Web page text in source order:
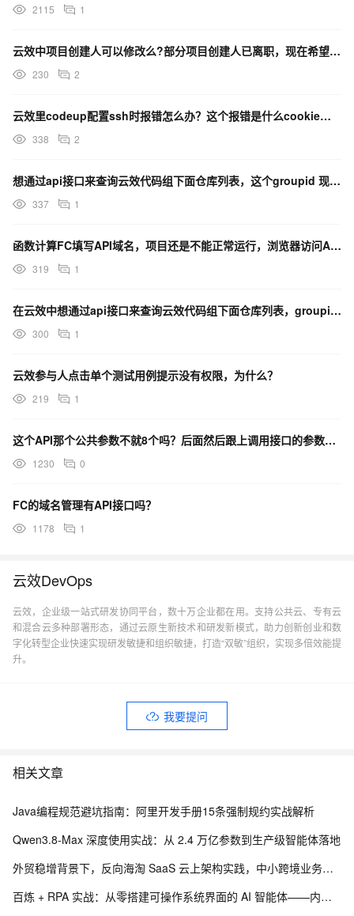
2115 1
云效中项目创建人可以修改么?部分项目创建人已离职，现在希望不在项目列表中显示
230 2
云效里codeup配置ssh时报错怎么办？这个报错是什么cookie，签名之类的，也不是权限提示。
338 2
想通过api接口来查询云效代码组下面仓库列表，这个groupid 现在在云效的那个地方能看到？
337 1
函数计算FC填写API域名，项目还是不能正常运行，浏览器访问API域名提示这些，是什么意思？
319 1
在云效中想通过api接口来查询云效代码组下面仓库列表，groupid 现在在云效的哪个地方能看到？
300 1
云效参与人点击单个测试用例提示没有权限，为什么？
219 1
这个API那个公共参数不就8个吗？后面然后跟上调用接口的参数对面？
1230 0
FC的域名管理有API接口吗？
1178 1
云效DevOps
云效，企业级一站式研发协同平台，数十万企业都在用。支持公共云、专有云
和混合云多种部署形态，通过云原生新技术和研发新模式，助力创新创业和数
字化转型企业快速实现研发敏捷和组织敏捷，打造“双敏”组织，实现多倍效能提
升。
我要提问
相关文章
Java编程规范避坑指南：阿里开发手册15条强制规约实战解析
Qwen3.8-Max 深度使用实战：从 2.4 万亿参数到生产级智能体落地
外贸稳增背景下，反向海淘 SaaS 云上架构实践，中小跨境业务如何低成本扛住流量脉冲
百炼 + RPA 实战：从零搭建可操作系统界面的 AI 智能体——内网离线部署与 EXE 打包分发完整方案